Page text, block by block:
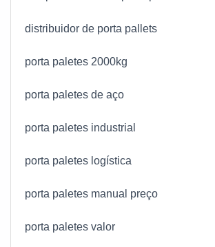
distribuidor de porta pallets
porta paletes 2000kg
porta paletes de aço
porta paletes industrial
porta paletes logística
porta paletes manual preço
porta paletes valor